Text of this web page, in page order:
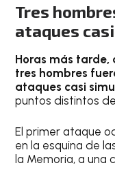
Tres
ataques
Horas más tarde,
tres hombres
ataques casi
puntos distintos
El primer ataque
en la esquina de
la Memoria, a una